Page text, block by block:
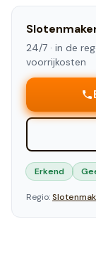
24/7 · in de
voorrijkosten
Erkend
Regio: